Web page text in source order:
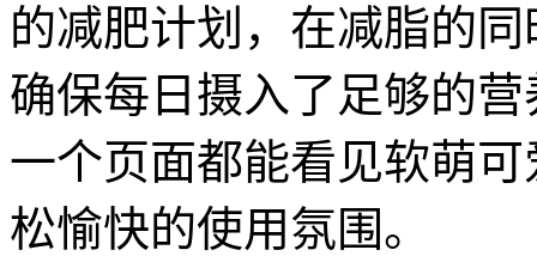
的减肥计划，在减脂的
确保每日摄入了足够的
一个页面都能看见软萌
松愉快的使用氛围。